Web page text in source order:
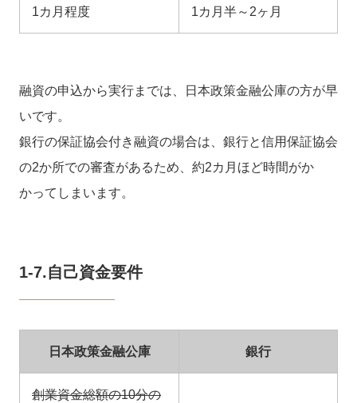
1カ月程度 1カ月半～2ヶ月
融資の申込から実行までは、日本政策金融公庫の方が早
いです。
銀行の保証協会付き融資の場合は、銀行と信用保証協会
の2か所での審査があるため、約2カ月ほど時間がか
かってしまいます。
1-7.自己資金要件
日本政策金融公庫 銀行
創業資金総額の10分の